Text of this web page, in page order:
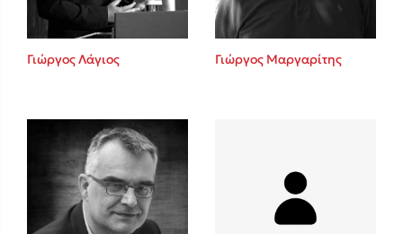
Γιώργος Λάγιος Γιώργος Μαργαρίτης